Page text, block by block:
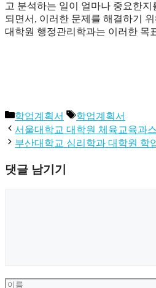
고 분석하는 일이 얼마나 중요한
되면서, 이러한 문제를 해결하기
대학원 행정관리학과는 이러한 목
카
테
고
학업계획서
태
그
학업계획서
서울대학교 대학원 체육교육과
부산대학교 심리학과 대학원 학
댓글 남기기
이